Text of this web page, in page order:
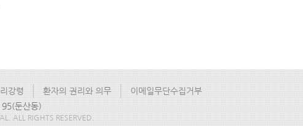
강령 환자의 권리와 의무
이메일무단수집거부
둔산동)
ALL RIGHTS RESERVED.